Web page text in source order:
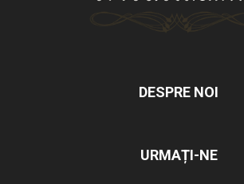
DESPRE NOI
URMAȚI-NE